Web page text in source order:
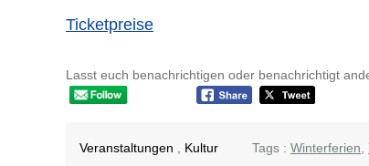
Ticketpreise
Lasst euch benachrichtigen oder benachrichtigt
Veranstaltungen , Kultur Tags : Winterferien,